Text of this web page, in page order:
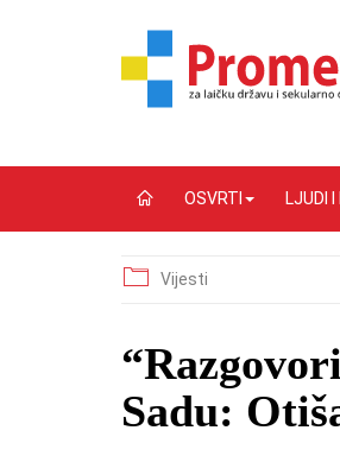
OSVRTI LJUDI I
Vijesti
Sadu: